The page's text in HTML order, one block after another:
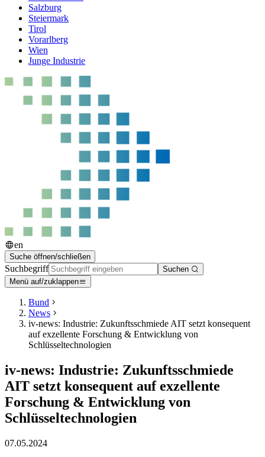
Salzburg
Steiermark
Tirol
Vorarlberg
Wien
Junge Industrie
en
Suche öffnen/schließen
Suchbegriff
Suchen
Menü auf/zuklappen
Bund
News
iv-news: Industrie: Zukunftsschmiede AIT setzt konsequent
auf exzellente Forschung & Entwicklung von
Schlüsseltechnologien
iv-news: Industrie: Zukunftsschmiede
AIT setzt konsequent auf exzellente
Forschung & Entwicklung von
Schlüsseltechnologien
07.05.2024